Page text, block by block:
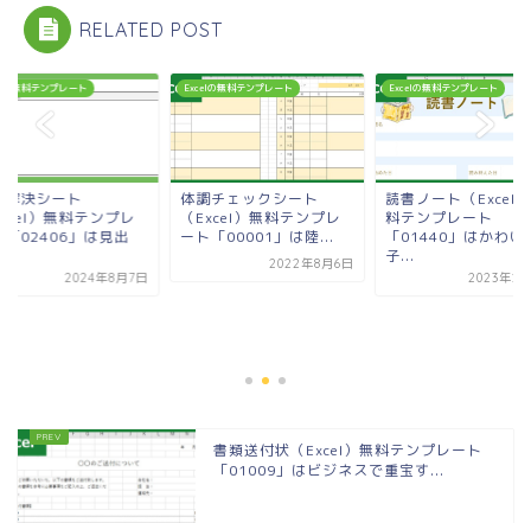
RELATED POST
無料テンプレート
解決シート
）無料テンプレ
「02406」は見出
2024年8月7日
Excelの無料テンプレート
体調チェックシート
（Excel）無料テンプレ
ート「00001」は陸...
2022年8月6日
Excelの無料テンプレート
読書ノート（Excel
料テンプレート
「01440」はかわい
子...
2023年2
書類送付状（Excel）無料テンプレート
「01009」はビジネスで重宝す...